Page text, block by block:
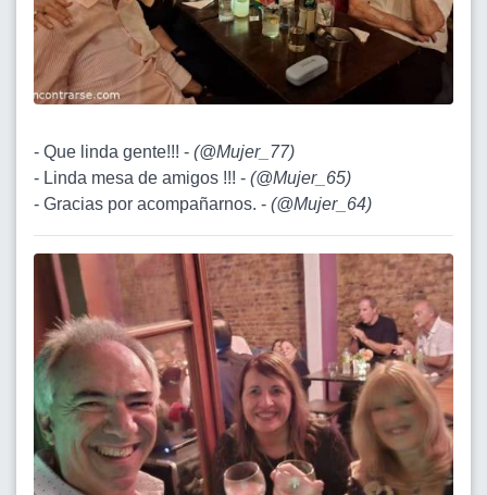
- Que linda gente!!! - (@Mujer_77)
- Linda mesa de amigos !!! - (@Mujer_65)
- Gracias por acompañarnos. - (@Mujer_64)